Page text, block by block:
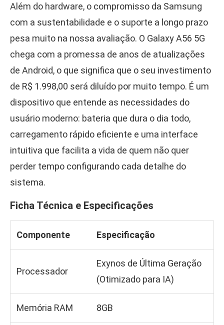
Além do hardware, o compromisso da Samsung
com a sustentabilidade e o suporte a longo prazo
pesa muito na nossa avaliação. O Galaxy A56 5G
chega com a promessa de anos de atualizações
de Android, o que significa que o seu investimento
de R$ 1.998,00 será diluído por muito tempo. É um
dispositivo que entende as necessidades do
usuário moderno: bateria que dura o dia todo,
carregamento rápido eficiente e uma interface
intuitiva que facilita a vida de quem não quer
perder tempo configurando cada detalhe do
sistema.
Ficha Técnica e Especificações
Componente Especificação
Processador
Exynos de Última Geração
(Otimizado para IA)
Memória RAM 8GB